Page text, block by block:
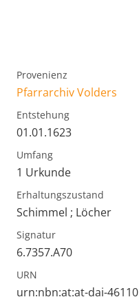
Provenienz
Pfarrarchiv Volders
Entstehung
01.01.1623
Umfang
1 Urkunde
Erhaltungszustand
Schimmel ; Löcher
Signatur
6.7357.A70
URN
urn:nbn:at:at-dai-46110